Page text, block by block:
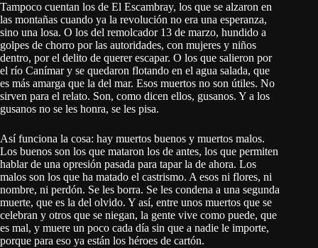
Tampoco cuentan los de El Escambray, los que se alzaron en
las montañas cuando ya la revolución no era una esperanza,
sino una losa. O los del remolcador 13 de marzo, hundido a
golpes de chorro por las autoridades, con mujeres y niños
dentro, por el delito de querer escapar. O los que salieron por
el río Canímar y se quedaron flotando en el agua salada, que
es más amarga que la del mar. Esos muertos no son útiles. No
sirven para el relato. Son, como dicen ellos, gusanos. Y a los
gusanos no se les honra, se les pisa.
Así funciona la cosa: hay muertos buenos y muertos malos.
Los buenos son los que mataron los de antes, los que permiten
hablar de una opresión pasada para tapar la de ahora. Los
malos son los que ha matado el castrismo. A esos ni flores, ni
nombre, ni perdón. Se les borra. Se les condena a una segunda
muerte, que es la del olvido. Y así, entre unos muertos que se
celebran y otros que se niegan, la gente vive como puede, que
es mal, y muere un poco cada día sin que a nadie le importe,
porque para eso ya están los héroes de cartón.